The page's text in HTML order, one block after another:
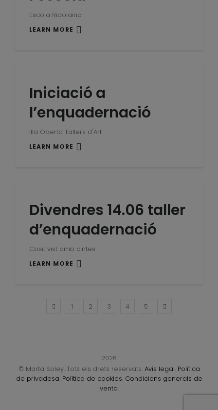
Escola Ridolaina
LEARN MORE
Iniciació a
l’enquadernació
Illa Oberta Tallers d'Art
LEARN MORE
Divendres 14.06 taller
d’enquadernació
Cosit vist amb cintes
LEARN MORE
1 2 3 4 5
2026
© Marta Soley. Tots els drets reservats. Avís legal. Política
de privadesa. Política de cookies. Condicions generals de
venta.